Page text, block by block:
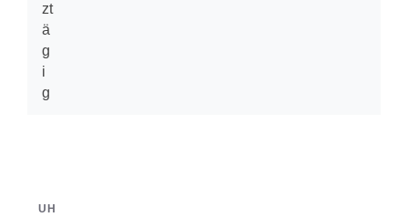
zt
ä
g
i
g
UH